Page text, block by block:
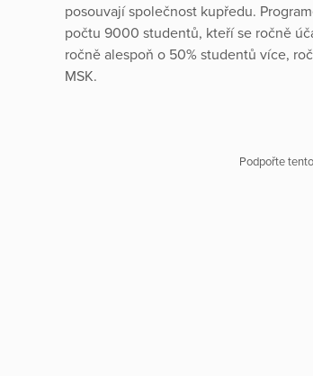
posouvají společnost kupředu.
počtu 9000 studentů, kteří se ročně
ročně alespoň o 50% studentů více,
MSK.
Podpořte